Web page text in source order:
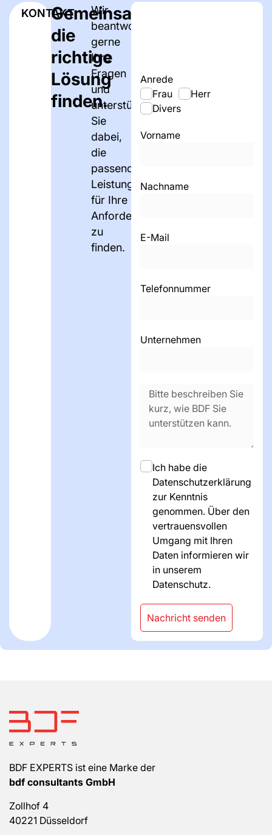
KONTAKTGemeinsam
die
richtige
Lösung
finden.
Wir
beantworten
gerne
Ihre
Fragen
und
unterstützen
Sie
dabei,
die
passenden
Leistungen
für Ihre
Anforderungen
zu
finden.
Anrede
Frau
Herr
Divers
Vorname
Nachname
E-Mail
Telefonnummer
Unternehmen
Ich habe die
Datenschutzerklärung
zur Kenntnis
genommen. Über den
vertrauensvollen
Umgang mit Ihren
Daten informieren wir
in unserem
Datenschutz.
Nachricht senden
BDF EXPERTS ist eine Marke der
bdf consultants GmbH
Zollhof 4
40221 Düsseldorf